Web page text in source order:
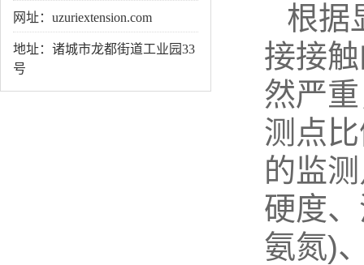
网址：uzuriextension.com
地址：诸城市龙都街道工业园33
号
根据
接接
然严
测点
的监
硬度
氨氮)